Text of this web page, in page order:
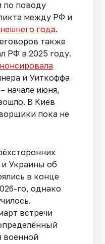
поводу
между РФ и
года.
также
РФ в 2025 году.
и Уиткоффа
начале июня,
В Киев
пока не
Украины об
в конце
го, однако
встречи
военной